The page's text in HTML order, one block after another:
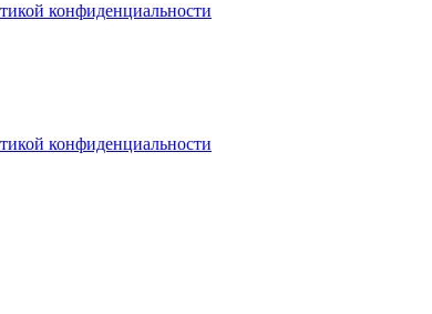
конфиденциальности
конфиденциальности